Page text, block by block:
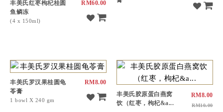
丰美氏红枣枸杞桂圆
鱼鳞冻
(4 x 150ml)
RM60.00
丰美氏罗汉果桂圆龟
苓膏
1 bowl X 240 gm
RM8.00
丰美氏胶原蛋白燕窝
饮（红枣，枸杞&a...
RM8.00
RM10.00